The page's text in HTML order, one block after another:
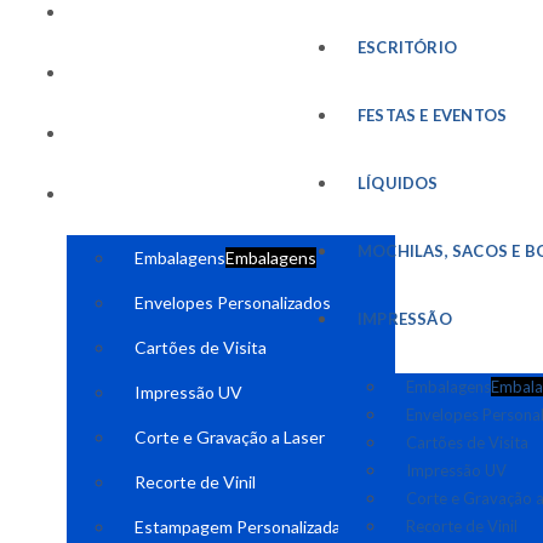
EmbalagensEmbalagens
Envelopes Personalizados
Cartões de Visita
Impressão UV
Corte e Gravação a Laser
Recorte de Vinil
Estampagem Personalizada
ESCRITÓRIO
FESTAS E EVENTOS
LÍQUIDOS
MOCHILAS, SACOS E
IMPRESSÃO
Embalagens
Envelopes
Cartões de Visita
Impressão UV
Corte e Gravação
Recorte de Vinil